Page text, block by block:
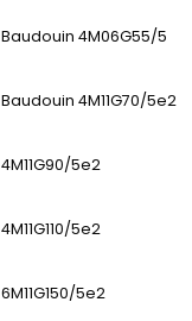
Baudouin 4M06G55/5
Baudouin 4M11G70/5e2
4M11G90/5e2
4M11G110/5e2
6M11G150/5e2